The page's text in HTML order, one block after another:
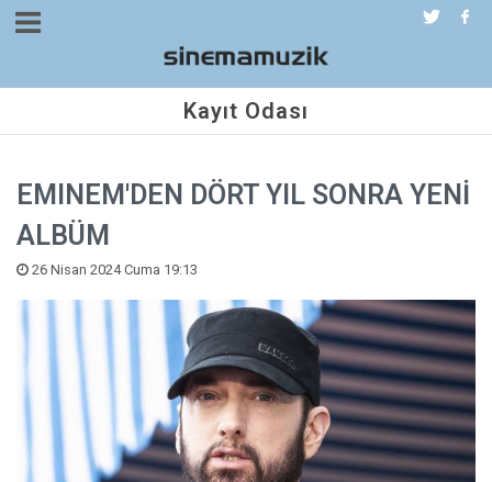
Kayıt Odası
EMINEM'DEN DÖRT YIL SONRA YENİ
ALBÜM
26 Nisan 2024 Cuma 19:13